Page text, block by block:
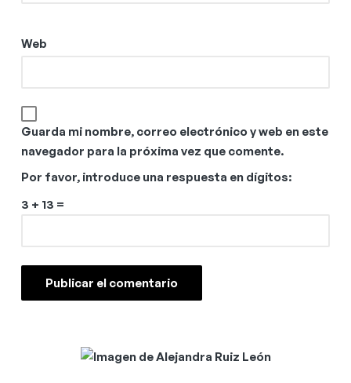
Web
Guarda mi nombre, correo electrónico y web en este
navegador para la próxima vez que comente.
Por favor, introduce una respuesta en dígitos:
3 + 13 =